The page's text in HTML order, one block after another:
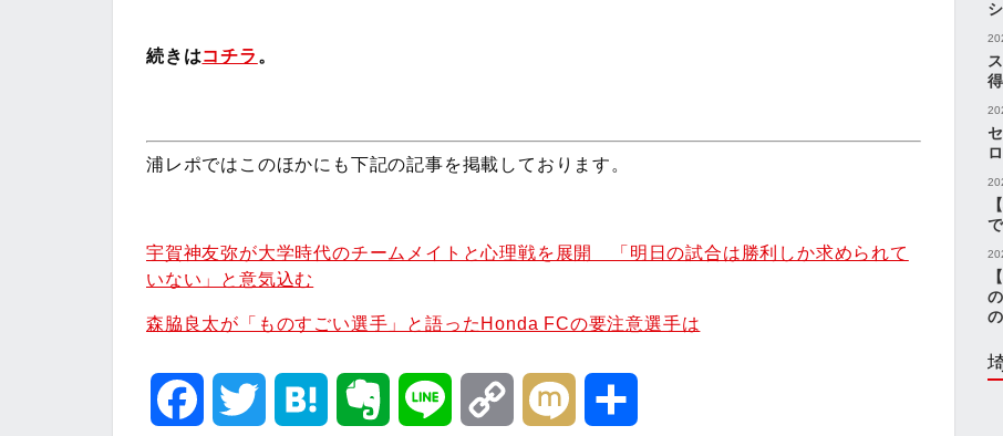
続きはコチラ 。
浦レポではこのほかにも下記の記事を掲載しております。
宇賀神友弥が大学時代のチームメイトと心理戦を展開 「明日の試合は勝利しか求められて
いない」と意気込む
森脇良太が「ものすごい選手」と語ったHonda FCの要注意選手は